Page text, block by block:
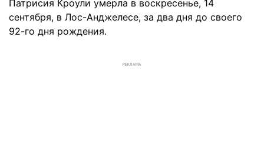
Патрисия Кроули умерла в воскресенье, 14
сентября, в Лос-Анджелесе, за два дня до своего
92-го дня рождения.
РЕКЛАМА